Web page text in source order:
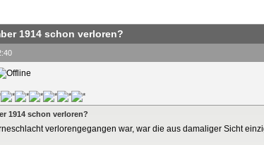
1914 schon verloren?
1914 schon verloren?
verlorengegangen war, war die aus damaliger Sicht